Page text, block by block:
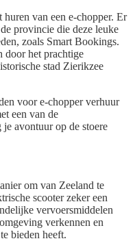
van een e-chopper. Er
provincie die deze leuke
zoals Smart Bookings.
door het prachtige
stad Zierikzee
voor e-chopper verhuur
een van de
avontuur op de stoere
om van Zeeland te
scooter zeker een
vervoersmiddelen
verkennen en
bieden heeft.